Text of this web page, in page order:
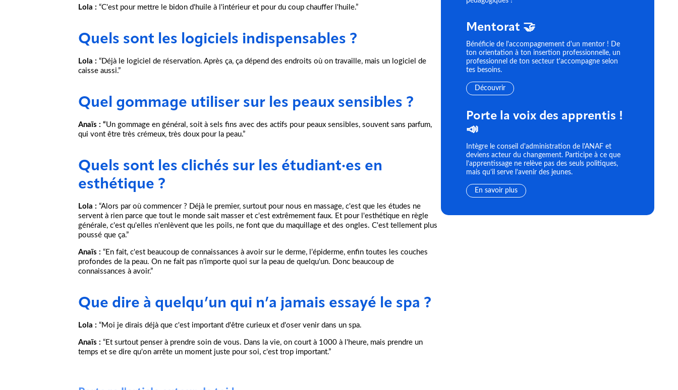
Lola : “C'est pour mettre le bidon d'huile à l'intérieur et pour du coup chauffer l'huile.”
Quels sont les logiciels indispensables ?
Lola : “Déjà le logiciel de réservation. Après ça, ça dépend des endroits où on travaille, mais un logiciel de
caisse aussi.”
Quel gommage utiliser sur les peaux sensibles ?
Anaïs : “Un gommage en général, soit à sels fins avec des actifs pour peaux sensibles, souvent sans parfum,
qui vont être très crémeux, très doux pour la peau.”
Quels sont les clichés sur les étudiant·es en
esthétique ?
Lola : “Alors par où commencer ? Déjà le premier, surtout pour nous en massage, c'est que les études ne
servent à rien parce que tout le monde sait masser et c'est extrêmement faux. Et pour l'esthétique en règle
générale, c'est qu'elles n'enlèvent que les poils, ne font que du maquillage et des ongles. C'est tellement plus
poussé que ça.”
Anaïs : “En fait, c'est beaucoup de connaissances à avoir sur le derme, l’épiderme, enfin toutes les couches
profondes de la peau. On ne fait pas n'importe quoi sur la peau de quelqu'un. Donc beaucoup de
connaissances à avoir.”
Que dire à quelqu’un qui n’a jamais essayé le spa ?
Lola : “Moi je dirais déjà que c'est important d'être curieux et d'oser venir dans un spa.
Anaïs : “Et surtout penser à prendre soin de vous. Dans la vie, on court à 1000 à l'heure, mais prendre un
temps et se dire qu'on arrête un moment juste pour soi, c'est trop important.”
Mentorat 🤝
Bénéficie de l'accompagnement d'un mentor ! De
ton orientation à ton insertion professionnelle, un
professionnel de ton secteur t'accompagne selon
tes besoins.
Découvrir
Porte la voix des apprentis !
📣
Intègre le conseil d'administration de l'ANAF et
deviens acteur du changement. Participe à ce que
l’apprentissage ne relève pas des seuls politiques,
mais qu’il serve l’avenir des jeunes.
En savoir plus